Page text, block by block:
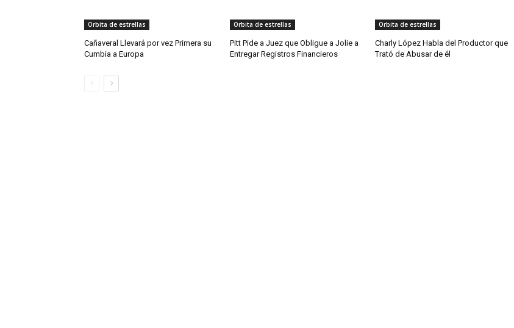
Orbita de estrellas
Cañaveral Llevará por vez Primera su
Cumbia a Europa
Orbita de estrellas
Pitt Pide a Juez que Obligue a Jolie a
Entregar Registros Financieros
Orbita de estrellas
Charly López Habla del Productor que
Trató de Abusar de él